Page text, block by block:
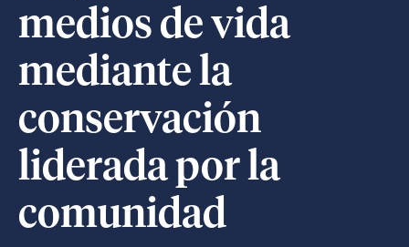
medios de vida
mediante la
conservación
liderada por la
comunidad